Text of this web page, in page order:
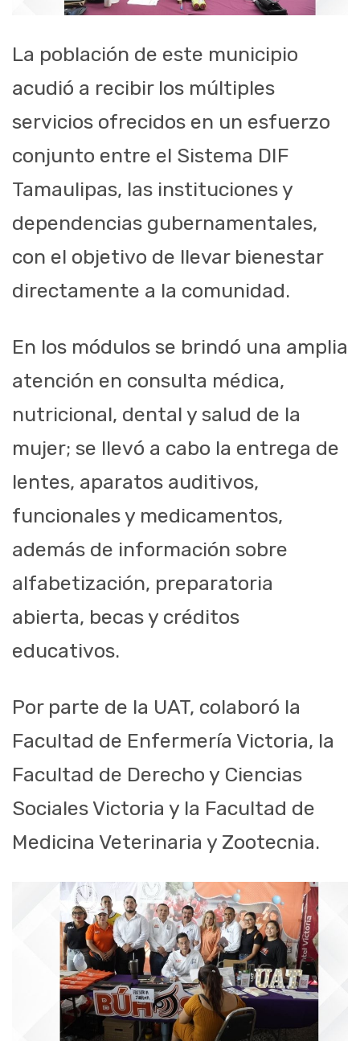
La población de este municipio
acudió a recibir los múltiples
servicios ofrecidos en un esfuerzo
conjunto entre el Sistema DIF
Tamaulipas, las instituciones y
dependencias gubernamentales,
con el objetivo de llevar bienestar
directamente a la comunidad.
En los módulos se brindó una amplia
atención en consulta médica,
nutricional, dental y salud de la
mujer; se llevó a cabo la entrega de
lentes, aparatos auditivos,
funcionales y medicamentos,
además de información sobre
alfabetización, preparatoria
abierta, becas y créditos
educativos.
Por parte de la UAT, colaboró la
Facultad de Enfermería Victoria, la
Facultad de Derecho y Ciencias
Sociales Victoria y la Facultad de
Medicina Veterinaria y Zootecnia.